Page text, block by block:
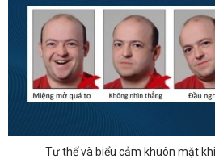
Tư thế và biểu cảm khuôn mặt